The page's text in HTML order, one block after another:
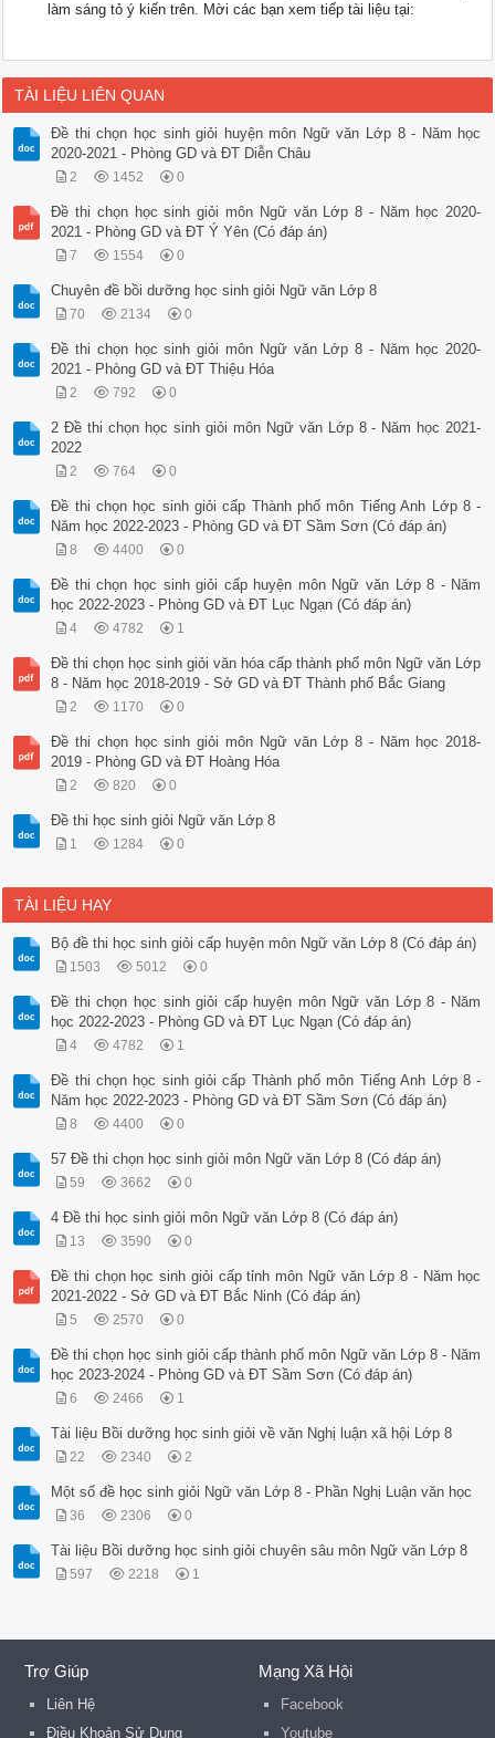
làm sáng tỏ ý kiến trên. Mời các bạn xem tiếp tài liệu tại:
TÀI LIỆU LIÊN QUAN
Đề thi chọn học sinh giỏi huyện môn Ngữ văn Lớp 8 - Năm học
2020-2021 - Phòng GD và ĐT Diễn Châu
2 1452 0
Đề thi chọn học sinh giỏi môn Ngữ văn Lớp 8 - Năm học 2020-
2021 - Phòng GD và ĐT Ý Yên (Có đáp án)
7 1554 0
Chuyên đề bồi dưỡng học sinh giỏi Ngữ văn Lớp 8
70 2134 0
Đề thi chọn học sinh giỏi môn Ngữ văn Lớp 8 - Năm học 2020-
2021 - Phòng GD và ĐT Thiệu Hóa
2 792 0
2 Đề thi chọn học sinh giỏi môn Ngữ văn Lớp 8 - Năm học 2021-
2022
2 764 0
Đề thi chọn học sinh giỏi cấp Thành phố môn Tiếng Anh Lớp 8 -
Năm học 2022-2023 - Phòng GD và ĐT Sầm Sơn (Có đáp án)
8 4400 0
Đề thi chọn học sinh giỏi cấp huyện môn Ngữ văn Lớp 8 - Năm
học 2022-2023 - Phòng GD và ĐT Lục Ngạn (Có đáp án)
4 4782 1
Đề thi chọn học sinh giỏi văn hóa cấp thành phố môn Ngữ văn Lớp
8 - Năm học 2018-2019 - Sở GD và ĐT Thành phố Bắc Giang
2 1170 0
Đề thi chọn học sinh giỏi môn Ngữ văn Lớp 8 - Năm học 2018-
2019 - Phòng GD và ĐT Hoàng Hóa
2 820 0
Đề thi học sinh giỏi Ngữ văn Lớp 8
1 1284 0
TÀI LIỆU HAY
Bộ đề thi học sinh giỏi cấp huyện môn Ngữ văn Lớp 8 (Có đáp án)
1503 5012 0
Đề thi chọn học sinh giỏi cấp huyện môn Ngữ văn Lớp 8 - Năm
học 2022-2023 - Phòng GD và ĐT Lục Ngạn (Có đáp án)
4 4782 1
Đề thi chọn học sinh giỏi cấp Thành phố môn Tiếng Anh Lớp 8 -
Năm học 2022-2023 - Phòng GD và ĐT Sầm Sơn (Có đáp án)
8 4400 0
57 Đề thi chọn học sinh giỏi môn Ngữ văn Lớp 8 (Có đáp án)
59 3662 0
4 Đề thi học sinh giỏi môn Ngữ văn Lớp 8 (Có đáp án)
13 3590 0
Đề thi chọn học sinh giỏi cấp tỉnh môn Ngữ văn Lớp 8 - Năm học
2021-2022 - Sở GD và ĐT Bắc Ninh (Có đáp án)
5 2570 0
Đề thi chọn học sinh giỏi cấp thành phố môn Ngữ văn Lớp 8 - Năm
học 2023-2024 - Phòng GD và ĐT Sầm Sơn (Có đáp án)
6 2466 1
Tài liệu Bồi dưỡng học sinh giỏi về văn Nghị luận xã hội Lớp 8
22 2340 2
Một số đề học sinh giỏi Ngữ văn Lớp 8 - Phần Nghị Luận văn học
36 2306 0
Tài liệu Bồi dưỡng học sinh giỏi chuyên sâu môn Ngữ văn Lớp 8
597 2218 1
Trợ Giúp
Liên Hệ
Điều Khoản Sử Dụng
Mạng Xã Hội
Facebook
Youtube